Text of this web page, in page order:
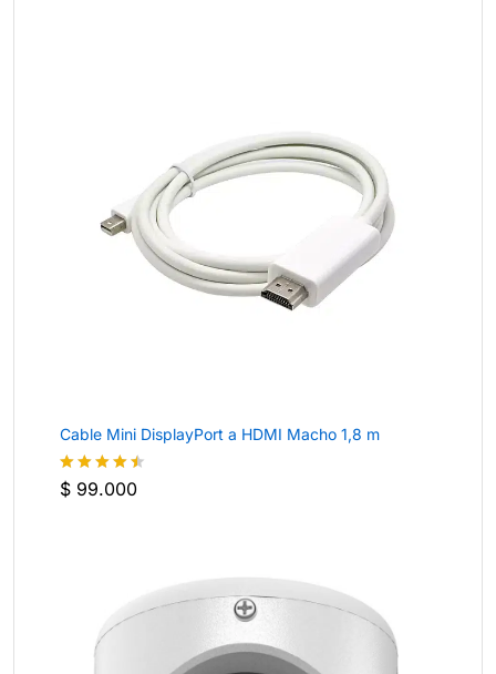
Cable Mini DisplayPort a HDMI Macho 1,8 m
Valorado
$ 99.000